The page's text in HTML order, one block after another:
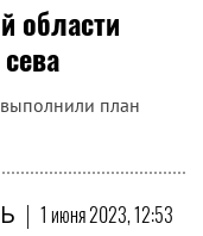
области
план
| 1 июня 2023, 12:53